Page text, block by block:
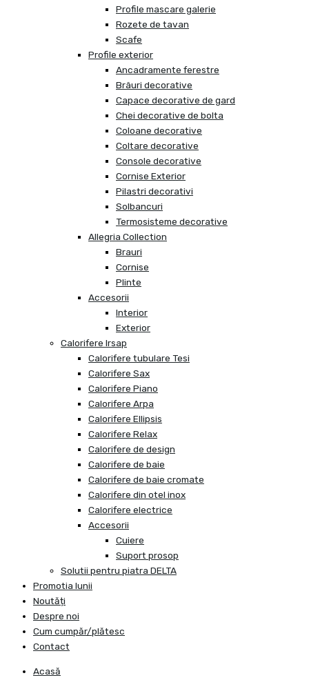
Profile mascare galerie
Rozete de tavan
Scafe
Profile exterior
Ancadramente ferestre
Brâuri decorative
Capace decorative de gard
Chei decorative de bolta
Coloane decorative
Coltare decorative
Console decorative
Cornise Exterior
Pilastri decorativi
Solbancuri
Termosisteme decorative
Allegria Collection
Brauri
Cornise
Plinte
Accesorii
Interior
Exterior
Calorifere Irsap
Calorifere tubulare Tesi
Calorifere Sax
Calorifere Piano
Calorifere Arpa
Calorifere Ellipsis
Calorifere Relax
Calorifere de design
Calorifere de baie
Calorifere de baie cromate
Calorifere din otel inox
Calorifere electrice
Accesorii
Cuiere
Suport prosop
Solutii pentru piatra DELTA
Promotia lunii
Noutăți
Despre noi
Cum cumpăr/plătesc
Contact
Acasă